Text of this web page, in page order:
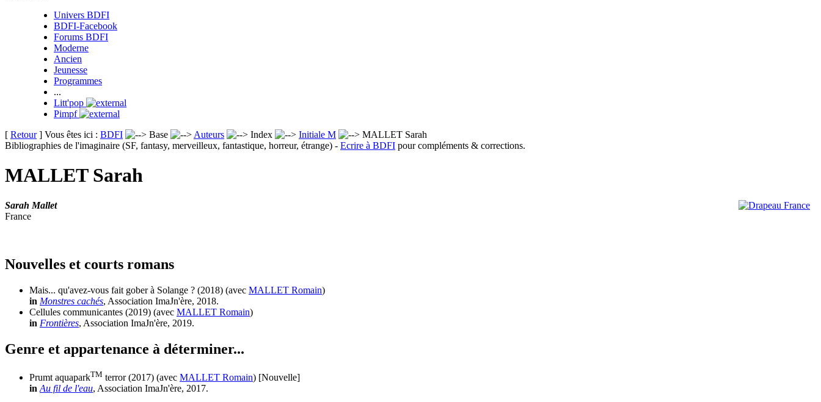
Univers BDFI
BDFI-Facebook
Forums BDFI
Moderne
Ancien
Jeunesse
Programmes
...
Litt'pop
Pimpf
[ Retour] Vous êtes ici : BDFI Base Auteurs Index Initiale M
MALLET Sarah
Bibliographies de l'imaginaire (SF, fantasy, merveilleux, fantastique, horreur, étrange) - Ecrire à BDFI pour compléments & corrections.
MALLET Sarah
Sarah Mallet
France
Nouvelles et courts romans
Mais... qu'avez-vous fait gober à Solange ? (2018) (avec MALLET Romain)
in Monstres cachés, Association ImaJn'ère, 2018.
Cellules communicantes (2019) (avec MALLET Romain)
in Frontières, Association ImaJn'ère, 2019.
Genre et appartenance à déterminer...
Prumt aquaparkTM terror (2017) (avec MALLET Romain) [Nouvelle]
in Au fil de l'eau, Association ImaJn'ère, 2017.